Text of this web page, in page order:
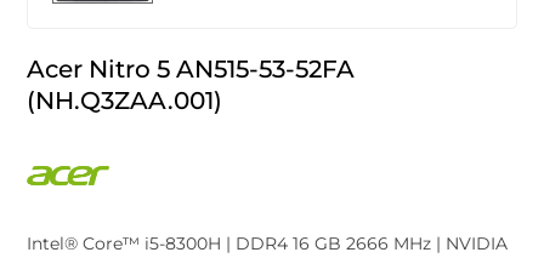
Acer Nitro 5 AN515-53-52FA
(NH.Q3ZAA.001)
Intel® Core™ i5-8300H | DDR4 16 GB 2666 MHz | NVIDIA